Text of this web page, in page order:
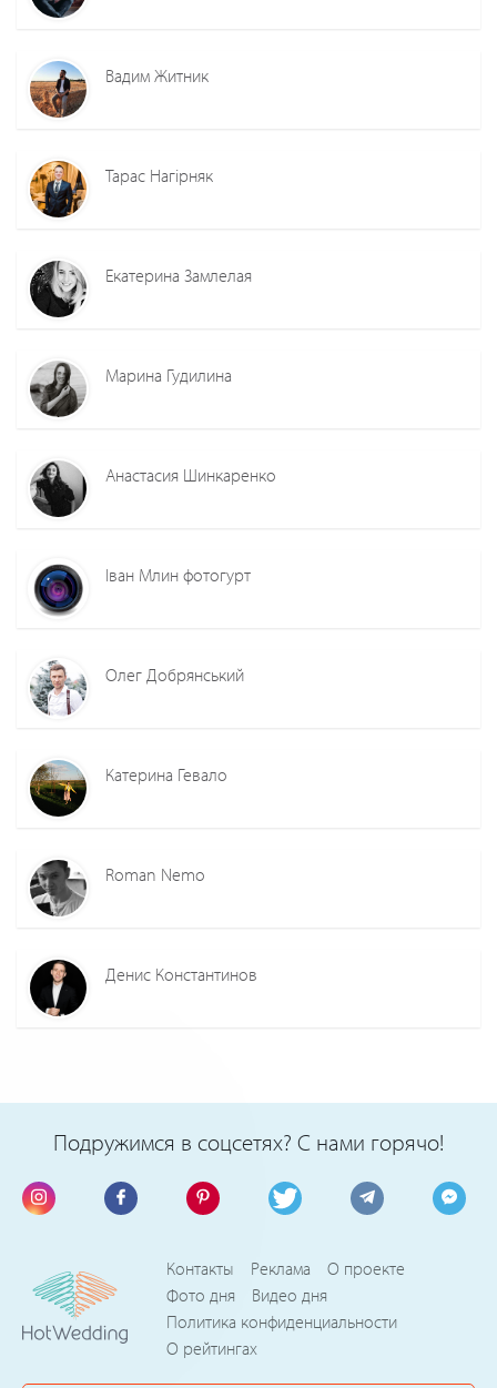
Вадим Житник
Тарас Нагірняк
Екатерина Замлелая
Марина Гудилина
Анастасия Шинкаренко
Іван Млин фотогурт
Олег Добрянський
Катерина Гевало
Roman Nemo
Денис Константинов
Подружимся в соцсетях? С нами горячо!
Контакты Реклама
О проекте
Фото дня
Видео дня
Политика конфиденциальности
О рейтингах